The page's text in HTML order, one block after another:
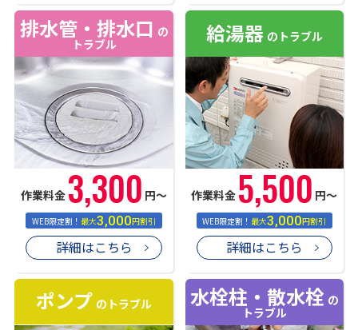
排水管・排水口 の
トラブル
作業料金 3,300 円〜
WEB限定割！最大3,000円割引
詳細はこちら
給湯器 のトラブル
作業料金 5,500 円〜
WEB限定割！最大3,000円割引
詳細はこちら
ポンプ のトラブル 水栓柱・散水栓 の
トラブル